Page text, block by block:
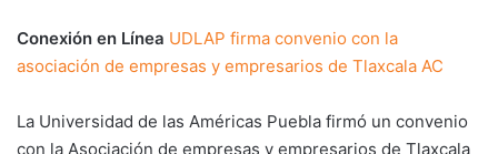
Conexión en Línea UDLAP firma convenio con la
asociación de empresas y empresarios de Tlaxcala AC
La Universidad de las Américas Puebla firmó un convenio
con la Asociación de empresas y empresarios de Tlaxcala